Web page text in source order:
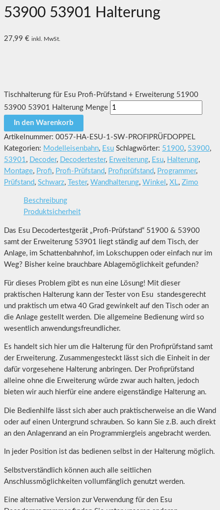
53900 53901 Halterung
27,99 € inkl. MwSt.
Tischhalterung für Esu Profi-Prüfstand + Erweiterung 51900
53900 53901 Halterung Menge
In den Warenkorb
Artikelnummer: 0057-HA-ESU-1-SW-PROFIPRÜFDOPPEL
Kategorien: Modelleisenbahn, Esu Schlagwörter: 51900, 53900,
53901 , Decoder, Decodertester, Erweiterung, Esu, Halterung,
Montage, Profi, Profi-Prüfstand , Profiprüfstand , Programmer,
Prüfstand , Schwarz, Tester, Wandhalterung, Winkel , XL, Zimo
Beschreibung
Produktsicherheit
Das Esu Decodertestgerät „Profi-Prüfstand“ 51900 & 53900
samt der Erweiterung 53901 liegt ständig auf dem Tisch, der
Anlage, im Schattenbahnhof, im Lokschuppen oder einfach nur im
Weg? Bisher keine brauchbare Ablagemöglichkeit gefunden?
Für dieses Problem gibt es nun eine Lösung! Mit dieser
praktischen Halterung kann der Tester von Esu standesgerecht
und praktisch um etwa 40 Grad gewinkelt auf den Tisch oder an
die Anlage gestellt werden. Die allgemeine Bedienung wird so
wesentlich anwendungsfreundlicher.
Es handelt sich hier um die Halterung für den Profiprüfstand samt
der Erweiterung. Zusammengesteckt lässt sich die Einheit in der
dafür vorgesehene Halterung anbringen. Der Profiprüfstand
alleine ohne die Erweiterung würde zwar auch halten, jedoch
bieten wir auch hierfür eine andere eigenständige Halterung an.
Die Bedienhilfe lässt sich aber auch praktischerweise an die Wand
oder auf einen Untergrund schrauben. So kann Sie z.B. auch direkt
an den Anlagenrand an ein Programmiergleis angebracht werden.
In jeder Position ist das bedienen selbst in der Halterung möglich.
Selbstverständlich können auch alle seitlichen
Anschlussmöglichkeiten vollumfänglich genutzt werden.
Eine alternative Version zur Verwendung für den Esu